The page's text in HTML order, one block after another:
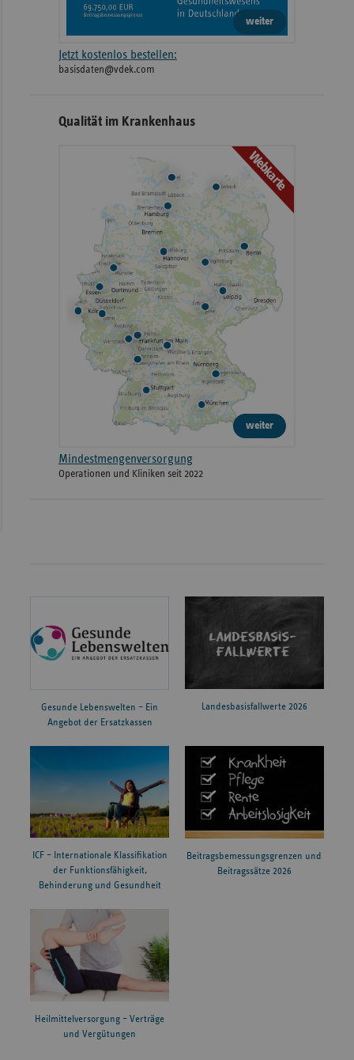
weiter
Jetzt kostenlos bestellen:
basisdaten@vdek.com
Qualität im Krankenhaus
Webkarte
weiter
Mindestmengenversorgung
Operationen und Kliniken seit 2022
Gesunde Lebenswelten – Ein
Angebot der Ersatzkassen
Landesbasisfallwerte 2026
ICF – Internationale Klassifikation
der Funktionsfähigkeit,
Behinderung und Gesundheit
Beitragsbemessungsgrenzen und
Beitragssätze 2026
Heilmittelversorgung – Verträge
und Vergütungen